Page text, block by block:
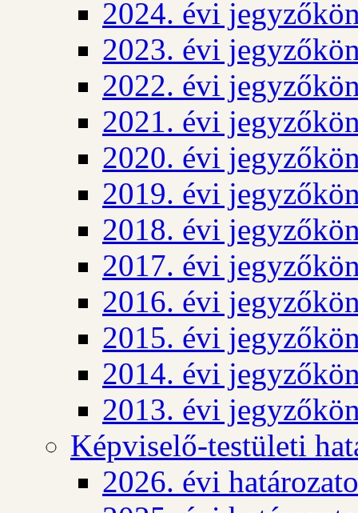
2024. évi
2023. évi
2022. évi
2021. évi
2020. évi
2019. évi
2018. évi
2017. évi
2016. évi
2015. évi
2014. évi
2013. évi
Képviselő-testületi
2026. évi